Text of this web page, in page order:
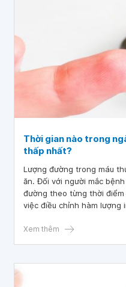
Thời gian nào trong
thấp nhất?
Lượng đường trong máu
ăn. Đối với người mắc
đường theo từng thời
việc điều chỉnh hàm lượng
biến chứng.
Xem thêm